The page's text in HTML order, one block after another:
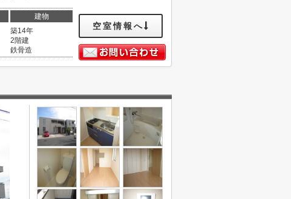
建物
築14年
2階建
鉄骨造
空室情報へ